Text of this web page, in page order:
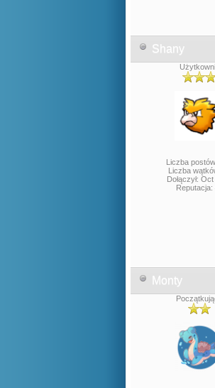
Shany
Liczba
Liczba
Dołączył:
Reputacja:
Monty